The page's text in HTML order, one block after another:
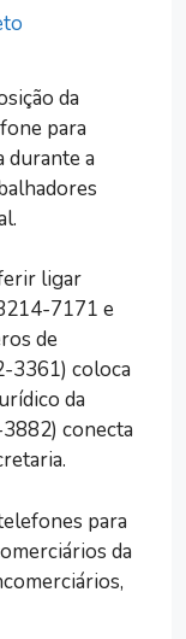
da
para
durante a
ligar
7171 e
de
3361) coloca
da
conecta
para
da